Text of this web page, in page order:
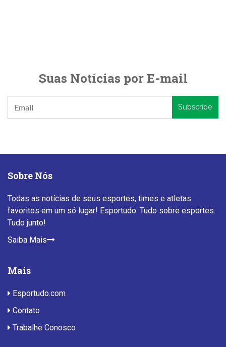
Suas Notícias por E-mail
Sobre Nós
Todas as notícias de seus esportes, times e atletas
favoritos em um só lugar! Esportudo. Tudo sobre esportes.
Tudo junto!
Saiba Mais
Mais
Esportudo.com
Contato
Trabalhe Conosco